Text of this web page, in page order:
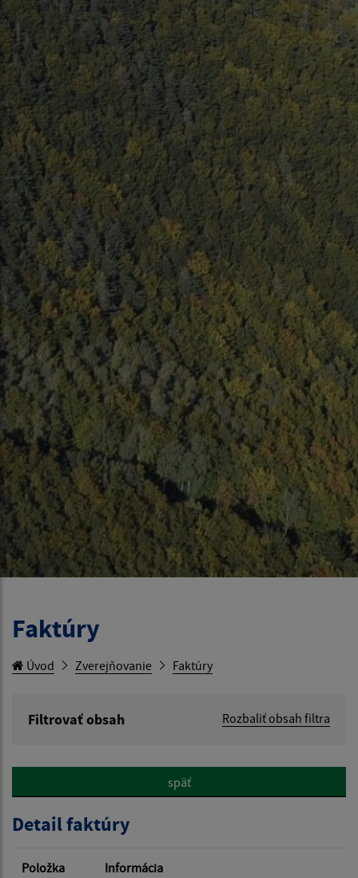
Faktúry
Úvod Zverejňovanie Faktúry
Filtrovať obsah
Rozbaliť obsah filtra
Hľadať v:
späť
Detail faktúry
Položka Informácia